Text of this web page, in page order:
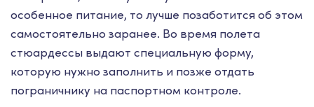
особенное питание, то лучше позаботится об этом
самостоятельно заранее. Во время полета
стюардессы выдают специальную форму,
которую нужно заполнить и позже отдать
пограничнику на паспортном контроле.